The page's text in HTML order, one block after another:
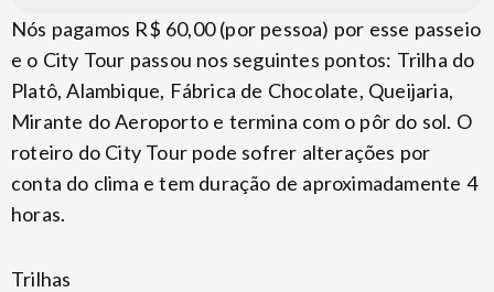
Nós pagamos R$ 60,00 (por pessoa) por esse passeio
e o City Tour passou nos seguintes pontos: Trilha do
Platô, Alambique, Fábrica de Chocolate, Queijaria,
Mirante do Aeroporto e termina com o pôr do sol. O
roteiro do City Tour pode sofrer alterações por
conta do clima e tem duração de aproximadamente 4
horas.
Trilhas